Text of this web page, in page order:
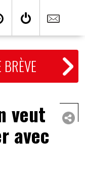
BRÈVE
veut
avec